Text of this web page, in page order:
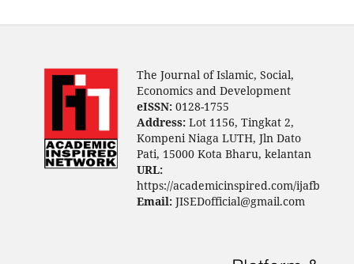
The Journal of Islamic, Social,
Economics and Development
eISSN:0128-1755
Address:Lot 1156, Tingkat 2,
Kompeni Niaga LUTH, Jln Dato
Pati, 15000 Kota Bharu, kelantan
URL:
https://academicinspired.com/ijafb
Email:JISEDofficial@gmail.com